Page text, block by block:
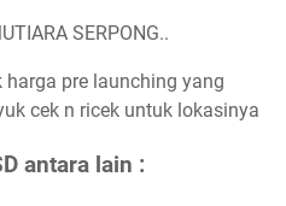
SERPONG..
harga pre launching yang
cek n ricek untuk lokasinya
antara lain :